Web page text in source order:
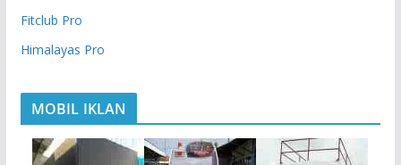
Fitclub Pro
Himalayas Pro
MOBIL IKLAN